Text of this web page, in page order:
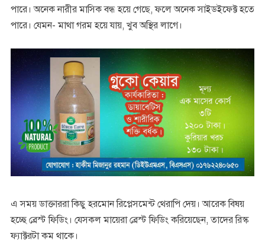
পারে। অনেক নারীর মাসিক বন্ধ হয়ে গেছে, ফলে অনেক সাইডইফেক্ট হতে
পারে। যেমন- মাথা গরম হয়ে যায়, খুব অস্থির লাগে।
এ সময় ডাক্তাররা কিছু হরমোন রিপ্লেসমেন্ট থেরাপি দেয়। আরেক বিষয়
হচ্ছে ব্রেস্ট ফিডিং। যেসকল মায়েরা ব্রেস্ট ফিডিং করিয়েছেন, তাদের রিস্ক
ফ্যাক্টরটা কম থাকে।